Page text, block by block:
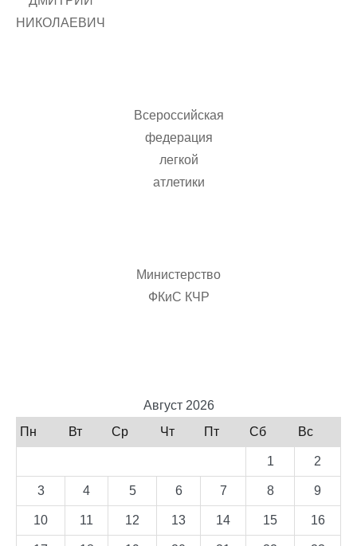
НИКОЛАЕВИЧ
Всероссийская
федерация
легкой
атлетики
Министерство
ФКиС КЧР
Август 2026
Пн
Вт Ср Чт Пт Сб Вс
1 2
3 4 5 6 7 8 9
10 11 12 13 14 15 16